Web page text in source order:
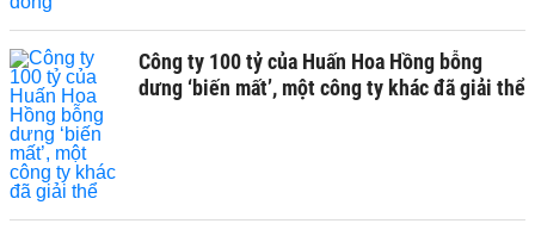
Công ty 100 tỷ của Huấn Hoa Hồng bỗng
dưng ‘biến mất’, một công ty khác đã giải thể